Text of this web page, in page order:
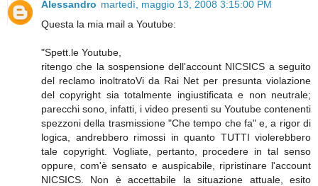
Alessandro martedì, maggio 13, 2008 3:15:00 PM
Questa la mia mail a Youtube:
"Spett.le Youtube,
ritengo che la sospensione dell'account NICSICS a seguito
del reclamo inoltratoVi da Rai Net per presunta violazione
del copyright sia totalmente ingiustificata e non neutrale;
parecchi sono, infatti, i video presenti su Youtube contenenti
spezzoni della trasmissione "Che tempo che fa" e, a rigor di
logica, andrebbero rimossi in quanto TUTTI violerebbero
tale copyright. Vogliate, pertanto, procedere in tal senso
oppure, com'è sensato e auspicabile, ripristinare l'account
NICSICS. Non è accettabile la situazione attuale, esito